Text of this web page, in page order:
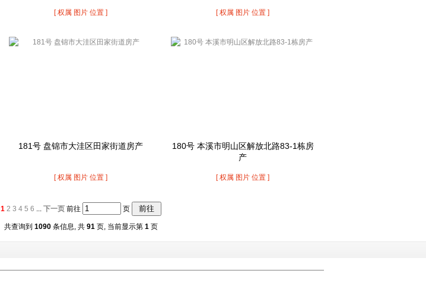
[ 权属 图片 位置 ] [ 权属 图片 位置 ]
181号 盘锦市大洼区田家街道房产
[ 权属 图片 位置 ]
180号 本溪市明山区解放北路83-1栋房
产
[ 权属 图片 位置 ]
1 2 3 4 5 6 ... 下一页前往 页
共查询到 1090条信息, 共 91页, 当前显示第 1页